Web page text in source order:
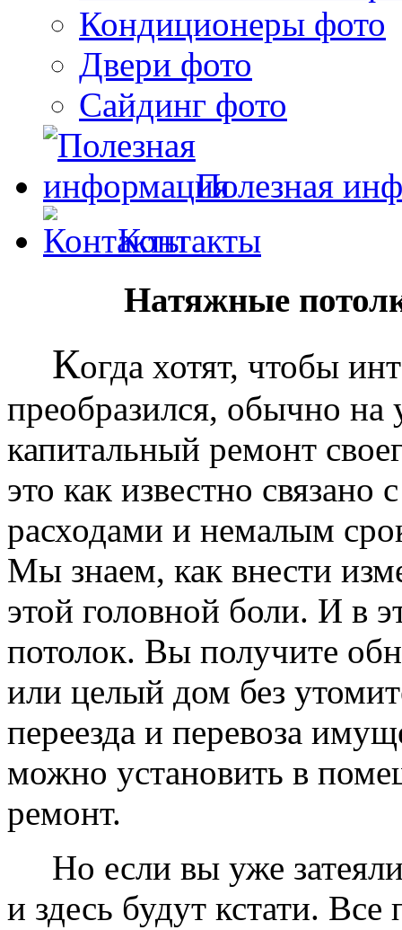
Кондиционеры фото
Двери фото
Сайдинг фото
Полезная
Контакты
Натяжные
Когда хотят, чтобы
преобразился, обычно на
капитальный ремонт
это как известно
расходами и немалым
Мы знаем, как внести
этой головной боли. И в
потолок. Вы получите
или целый дом без
переезда и перевоза
можно установить в
ремонт.
Но если вы уже
и здесь будут кстати.